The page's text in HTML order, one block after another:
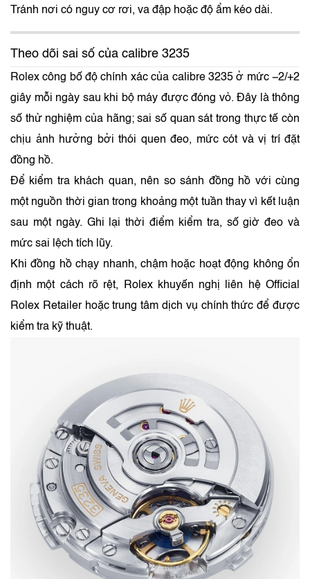
Tránh nơi có nguy cơ rơi, va đập hoặc độ ẩm kéo dài.
Theo dõi sai số của calibre 3235
Rolex công bố độ chính xác của calibre 3235 ở mức −2/+2
giây mỗi ngày sau khi bộ máy được đóng vỏ. Đây là thông
số thử nghiệm của hãng; sai số quan sát trong thực tế còn
chịu ảnh hưởng bởi thói quen đeo, mức cót và vị trí đặt
đồng hồ.
Để kiểm tra khách quan, nên so sánh đồng hồ với cùng
một nguồn thời gian trong khoảng một tuần thay vì kết luận
sau một ngày. Ghi lại thời điểm kiểm tra, số giờ đeo và
mức sai lệch tích lũy.
Khi đồng hồ chạy nhanh, chậm hoặc hoạt động không ổn
định một cách rõ rệt, Rolex khuyến nghị liên hệ Official
Rolex Retailer hoặc trung tâm dịch vụ chính thức để được
kiểm tra kỹ thuật.